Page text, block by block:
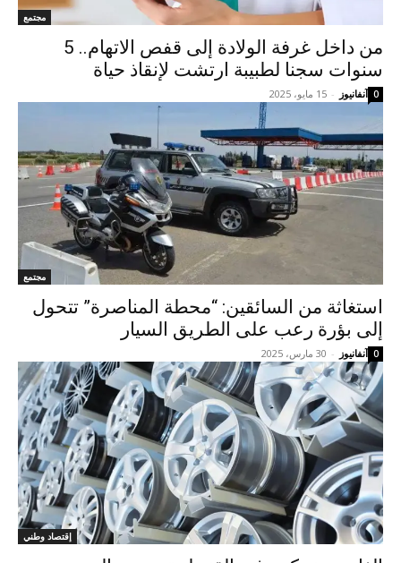
مجتمع
من داخل غرفة الولادة إلى قفص الاتهام.. 5
سنوات سجنا لطبيبة ارتشت لإنقاذ حياة
آنفانيوز - 15 مايو، 2025 0
مجتمع
استغاثة من السائقين: “محطة المناصرة” تتحول
إلى بؤرة رعب على الطريق السيار
آنفانيوز - 30 مارس، 2025 0
إقتصاد وطني